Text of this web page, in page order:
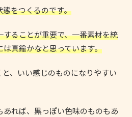
をつくるのです。
することが重要で、一番素材を統
真鍮かなと思っています。
、いい感じのものになりやすい
れば、黒っぽい色味のものもあ